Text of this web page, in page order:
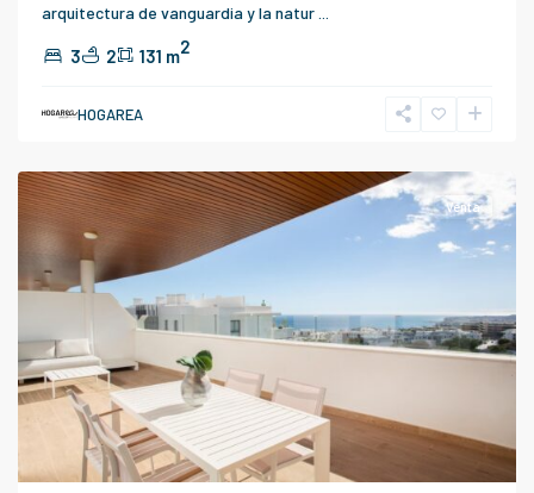
arquitectura de vanguardia y la natur
3 2 131 m2
HOGAREA
Venta